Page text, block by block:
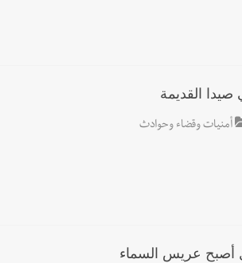
من الفراغ !
القديمة
أمنيات وقضاء وحوادث
أصبح عريس السماء